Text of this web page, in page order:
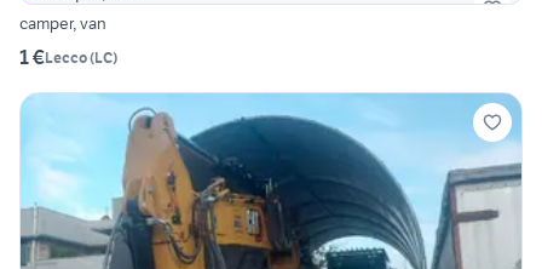
camper, van
1 €Lecco(LC)